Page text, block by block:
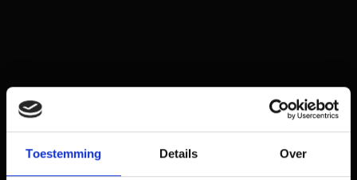
Toestemming Details Over